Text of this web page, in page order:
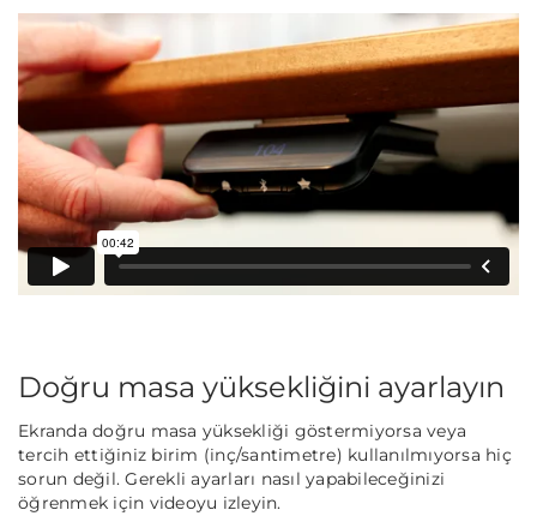
Doğru masa yüksekliğini ayarlayın
Ekranda doğru masa yüksekliği göstermiyorsa veya
tercih ettiğiniz birim (inç/santimetre) kullanılmıyorsa hiç
sorun değil. Gerekli ayarları nasıl yapabileceğinizi
öğrenmek için videoyu izleyin.